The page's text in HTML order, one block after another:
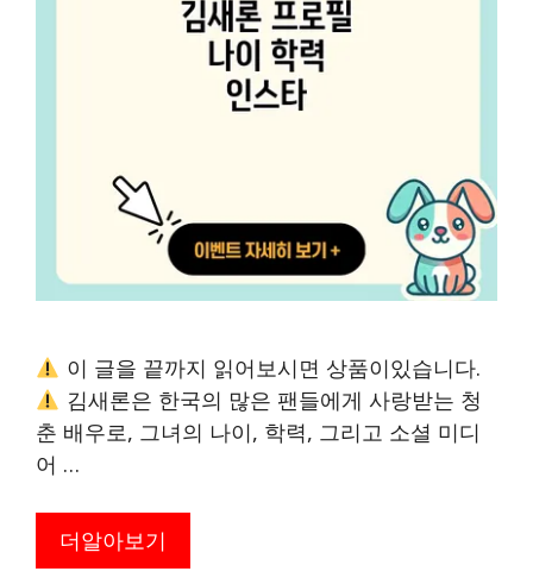
이 글을 끝까지 읽어보시면 상품이있습니다.
김새론은 한국의 많은 팬들에게 사랑받는 청
춘 배우로, 그녀의 나이, 학력, 그리고 소셜 미디
어 …
더알아보기